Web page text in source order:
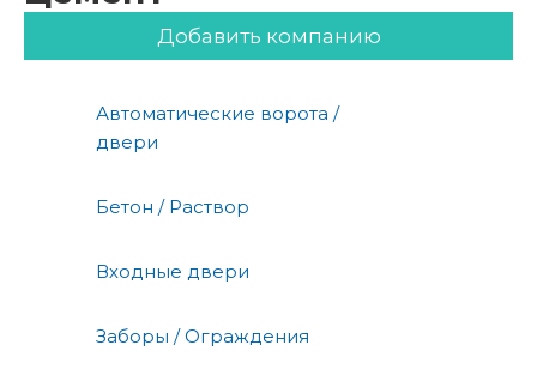
Добавить компанию
Автоматические ворота /
двери
Бетон / Раствор
Входные двери
Заборы / Ограждения